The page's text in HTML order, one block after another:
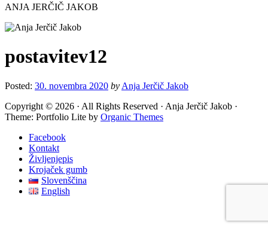
ANJA JERČIČ JAKOB
postavitev12
Posted: 30. novembra 2020 by Anja Jerčič Jakob
Copyright © 2026 · All Rights Reserved · Anja Jerčič Jakob ·
Theme: Portfolio Lite by Organic Themes
Facebook
Kontakt
Življenjepis
Krojaček gumb
Slovenščina
English